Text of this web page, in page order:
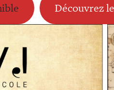
Découvrez